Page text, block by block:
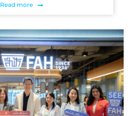
Read more